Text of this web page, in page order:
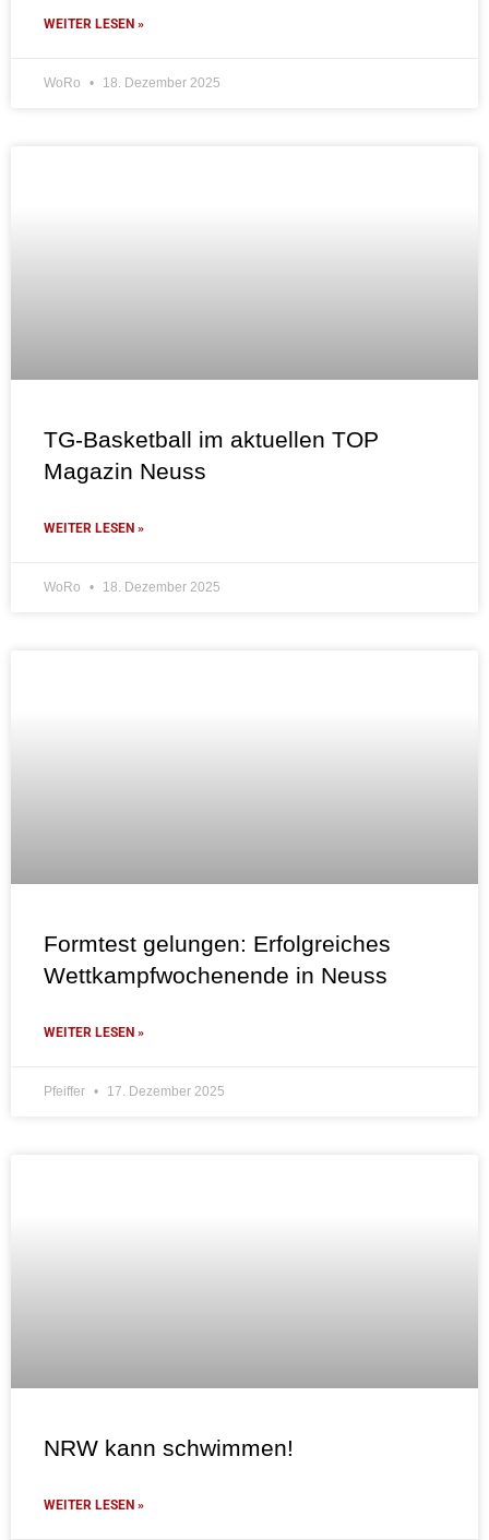
WEITER LESEN »
WoRo 18. Dezember 2025
TG-Basketball im aktuellen TOP
Magazin Neuss
WEITER LESEN »
WoRo 18. Dezember 2025
Formtest gelungen: Erfolgreiches
Wettkampfwochenende in Neuss
WEITER LESEN »
Pfeiffer 17. Dezember 2025
NRW kann schwimmen!
WEITER LESEN »